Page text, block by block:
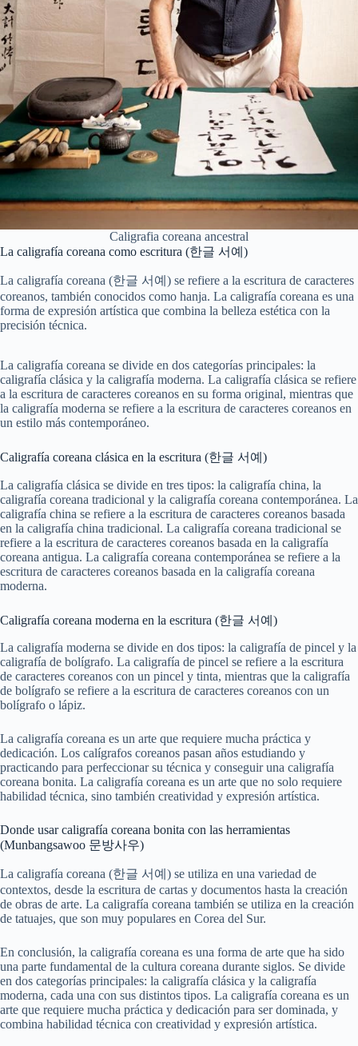
Caligrafia coreana ancestral
La caligrafía coreana como escritura (한글 서예)
La caligrafía coreana (한글 서예) se refiere a la escritura de caracteres
coreanos, también conocidos como hanja. La caligrafía coreana es una
forma de expresión artística que combina la belleza estética con la
precisión técnica.
La caligrafía coreana se divide en dos categorías principales: la
caligrafía clásica y la caligrafía moderna. La caligrafía clásica se refiere
a la escritura de caracteres coreanos en su forma original, mientras que
la caligrafía moderna se refiere a la escritura de caracteres coreanos en
un estilo más contemporáneo.
Caligrafía coreana clásica en la escritura (한글 서예)
La caligrafía clásica se divide en tres tipos: la caligrafía china, la
caligrafía coreana tradicional y la caligrafía coreana contemporánea. La
caligrafía china se refiere a la escritura de caracteres coreanos basada
en la caligrafía china tradicional. La caligrafía coreana tradicional se
refiere a la escritura de caracteres coreanos basada en la caligrafía
coreana antigua. La caligrafía coreana contemporánea se refiere a la
escritura de caracteres coreanos basada en la caligrafía coreana
moderna.
Caligrafía coreana moderna en la escritura (한글 서예)
La caligrafía moderna se divide en dos tipos: la caligrafía de pincel y la
caligrafía de bolígrafo. La caligrafía de pincel se refiere a la escritura
de caracteres coreanos con un pincel y tinta, mientras que la caligrafía
de bolígrafo se refiere a la escritura de caracteres coreanos con un
bolígrafo o lápiz.
La caligrafía coreana es un arte que requiere mucha práctica y
dedicación. Los calígrafos coreanos pasan años estudiando y
practicando para perfeccionar su técnica y conseguir una caligrafía
coreana bonita. La caligrafía coreana es un arte que no solo requiere
habilidad técnica, sino también creatividad y expresión artística.
Donde usar caligrafía coreana bonita con las herramientas
(Munbangsawoo 문방사우)
La caligrafía coreana (한글 서예) se utiliza en una variedad de
contextos, desde la escritura de cartas y documentos hasta la creación
de obras de arte. La caligrafía coreana también se utiliza en la creación
de tatuajes, que son muy populares en Corea del Sur.
En conclusión, la caligrafía coreana es una forma de arte que ha sido
una parte fundamental de la cultura coreana durante siglos. Se divide
en dos categorías principales: la caligrafía clásica y la caligrafía
moderna, cada una con sus distintos tipos. La caligrafía coreana es un
arte que requiere mucha práctica y dedicación para ser dominada, y
combina habilidad técnica con creatividad y expresión artística.